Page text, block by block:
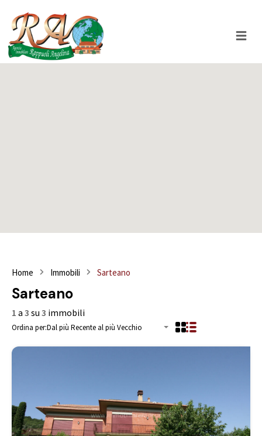
Home Immobili Sarteano
Sarteano
1 a 3 su 3 immobili
Ordina per:Dal più Recente al più Vecchio